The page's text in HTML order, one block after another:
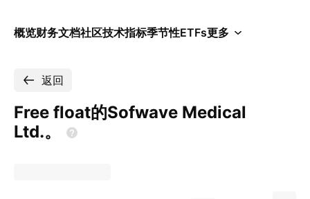
概览财务文档社区技术指标季节性ETFs更多
返回
Free float的Sofwave Medical
Ltd.。